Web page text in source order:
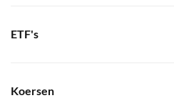
ETF's
Koersen